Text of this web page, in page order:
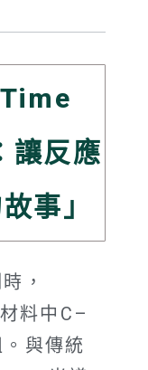
讓反應
事」
，
料中C–
與傳統